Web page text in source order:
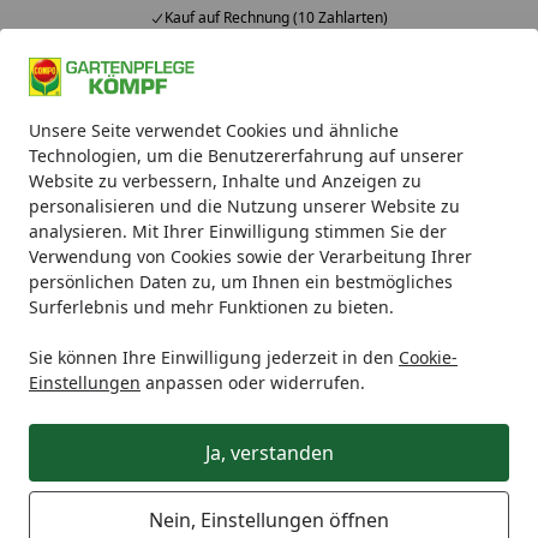
Unsere Seite verwendet Cookies und ähnliche
Technologien, um die Benutzererfahrung auf unserer
Website zu verbessern, Inhalte und Anzeigen zu
personalisieren und die Nutzung unserer Website zu
analysieren. Mit Ihrer Einwilligung stimmen Sie der
Verwendung von Cookies sowie der Verarbeitung Ihrer
persönlichen Daten zu, um Ihnen ein bestmögliches
Surferlebnis und mehr Funktionen zu bieten.
Sie können Ihre Einwilligung jederzeit in den Cookie-
Einstellungen anpassen oder widerrufen.
Ja, verstanden
Nein, Einstellungen öffnen
Kauf auf Rechnung (10 Zahlarten)
Alle Produkte
Mein Konto
Suchen
Startseite
COMPO Vital-Turbo 20 g
COMPO Vital-Turbo 20 g